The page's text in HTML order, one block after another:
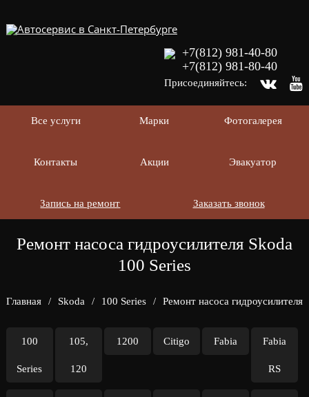
+7(812) 981-40-80
+7(812) 981-80-40
Присоединяйтесь:
Все услуги Марки Фотогалерея
Контакты Акции Эвакуатор
Заказать звонок
Запись на ремонт
Ремонт насоса гидроусилителя Skoda
100 Series
Главная / Skoda / 100 Series / Ремонт насоса гидроусилителя
100
Series
105,
120
1200 Citigo Fabia Fabia
RS